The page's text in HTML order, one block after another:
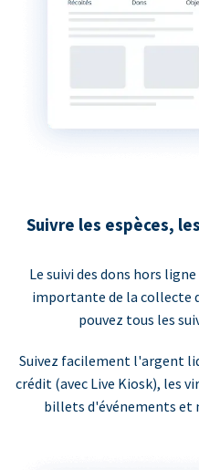
Suivre les espèces,
Le suivi des dons hors
importante de la collecte
pouvez tous les
Suivez facilement l'argent
crédit (avec Live Kiosk), les
billets d'événements et